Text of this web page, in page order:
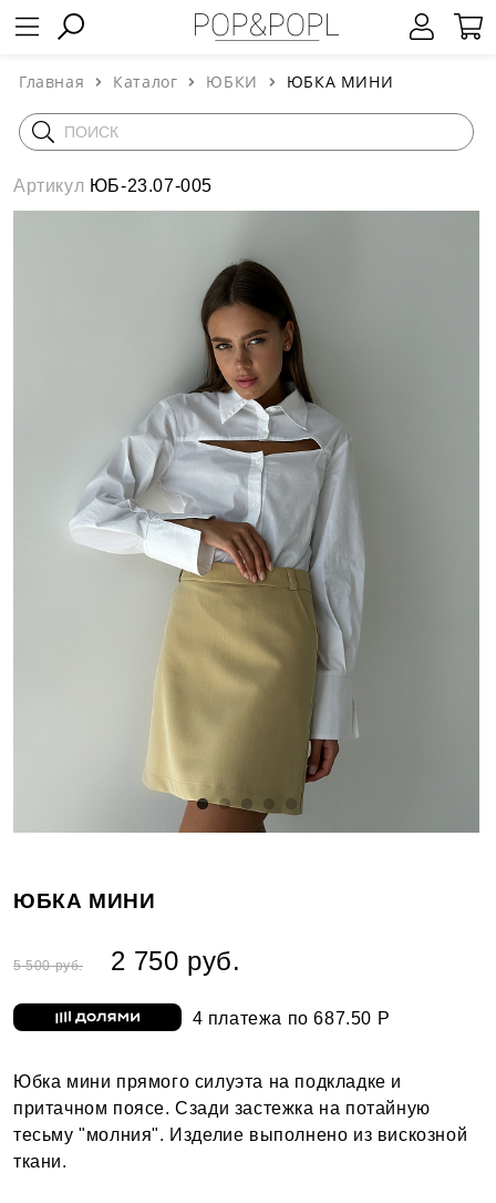
Главная Каталог ЮБКИ ЮБКА МИНИ
Артикул ЮБ-23.07-005
ЮБКА МИНИ
5 500 руб. 2 750 руб.
4 платежа по 687.50 Р
Юбка мини прямого силуэта на подкладке и
притачном поясе. Сзади застежка на потайную
тесьму "молния". Изделие выполнено из вискозной
ткани.